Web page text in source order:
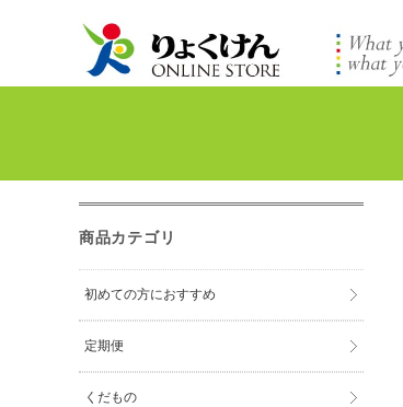
商品カテゴリ
初めての方におすすめ
定期便
くだもの